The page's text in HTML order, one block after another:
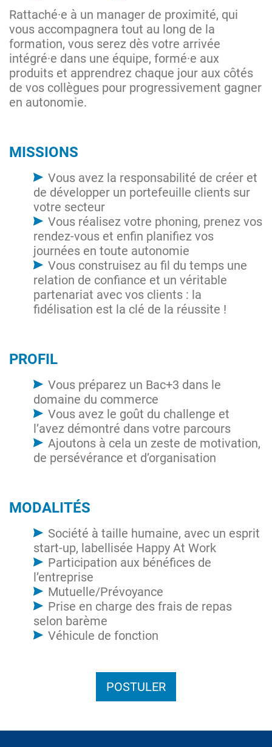
Rattaché·e à un manager de proximité, qui
vous accompagnera tout au long de la
formation, vous serez dès votre arrivée
intégré·e dans une équipe, formé·e aux
produits et apprendrez chaque jour aux côtés
de vos collègues pour progressivement gagner
en autonomie.
MISSIONS
Vous avez la responsabilité de créer et
de développer un portefeuille clients sur
votre secteur
Vous réalisez votre phoning, prenez vos
rendez-vous et enfin planifiez vos
journées en toute autonomie
Vous construisez au fil du temps une
relation de confiance et un véritable
partenariat avec vos clients : la
fidélisation est la clé de la réussite !
PROFIL
Vous préparez un Bac+3 dans le
domaine du commerce
Vous avez le goût du challenge et
l’avez démontré dans votre parcours
Ajoutons à cela un zeste de motivation,
de persévérance et d’organisation
MODALITÉS
Société à taille humaine, avec un esprit
start-up, labellisée Happy At Work
Participation aux bénéfices de
l’entreprise
Mutuelle/Prévoyance
Prise en charge des frais de repas
selon barème
Véhicule de fonction
POSTULER